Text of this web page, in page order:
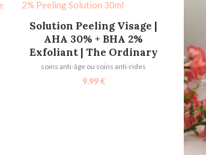
AJOUTER AU PANIER
Solution Peeling Visage |
AHA 30% + BHA 2%
Exfoliant | The Ordinary
soins anti-âge ou soins anti-rides
9.99€